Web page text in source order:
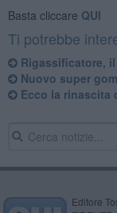
Basta cliccare QUI
Ti potrebbe
Rigassificatore, il
Nuovo super
Ecco la rinascita
Editore